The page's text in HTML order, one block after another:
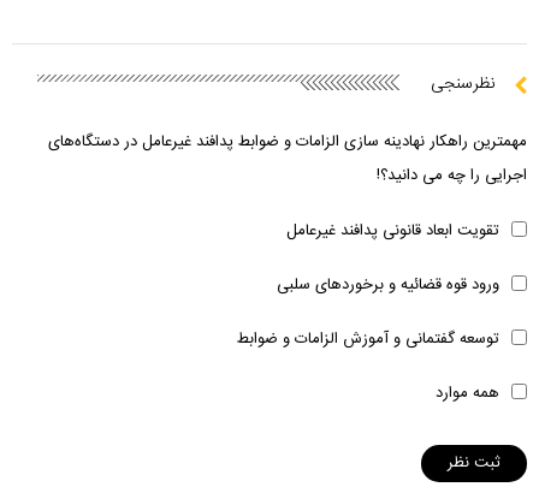
نظرسنجی
مهمترین راهکار نهادینه سازی الزامات و ضوابط پدافند غیرعامل در دستگاه‌های
اجرایی را چه می دانید؟!
تقویت ابعاد قانونی پدافند غیرعامل
ورود قوه قضائیه و برخوردهای سلبی
توسعه گفتمانی و آموزش الزامات و ضوابط
همه موارد